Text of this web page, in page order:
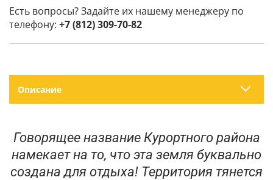
Есть вопросы? Задайте их нашему менеджеру по
телефону: +7 (812) 309-70-82
Описание
Говорящее название Курортного района
намекает на то, что эта земля буквально
создана для отдыха! Территория тянется